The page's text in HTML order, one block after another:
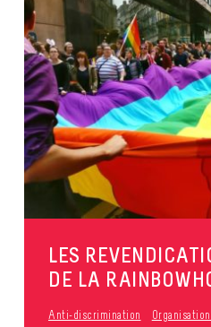
LES
DE LA
Anti-discrimination